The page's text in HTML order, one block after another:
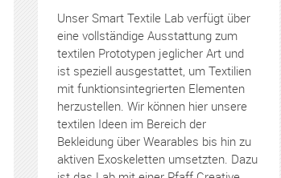
Unser Smart Textile Lab verfügt über
eine vollständige Ausstattung zum
textilen Prototypen jeglicher Art und
ist speziell ausgestattet, um Textilien
mit funktionsintegrierten Elementen
herzustellen. Wir können hier unsere
textilen Ideen im Bereich der
Bekleidung über Wearables bis hin zu
aktiven Exoskeletten umsetzten. Dazu